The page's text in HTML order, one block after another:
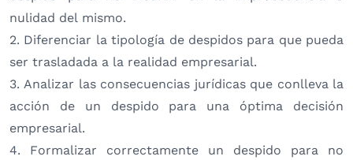
nulidad del mismo.
2. Diferenciar la tipología de despidos para que pueda
ser trasladada a la realidad empresarial.
3. Analizar las consecuencias jurídicas que conlleva la
acción de un despido para una óptima decisión
empresarial.
4. Formalizar correctamente un despido para no